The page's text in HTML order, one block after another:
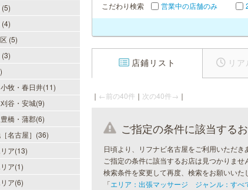
(5)
牧・春日井(11)
谷・安城(9)
橋・蒲郡(6)
名古屋］(36)
ア(13)
ア(1)
ア(6)
こだわり検索 営業中の店舗のみ
店鋪リスト リ
｜ ←前の40件 ｜ 次の40件→ ｜
ご指定の条件に該当する
日頃より、リフナビ名古屋をご利用いただき
ご指定の条件に該当するお店は見つかりませ
検索条件を変更して再度、検索をお願いいた
「エリア：出張マッサージ ジャンル：すべ